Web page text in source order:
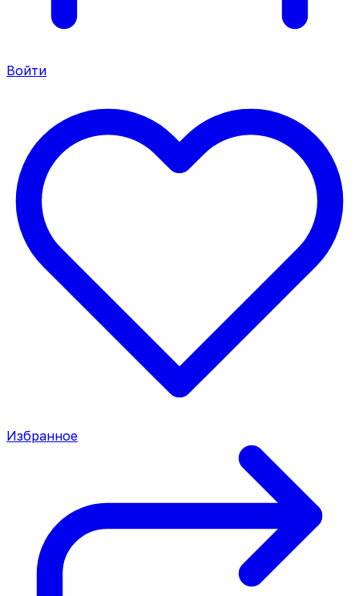
Войти
Избранное